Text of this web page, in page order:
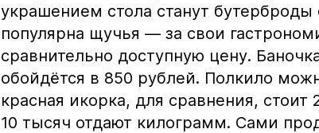
украшением стола станут
популярна щучья — за свои
сравнительно доступную цену.
обойдётся в 850 рублей. Полкило
красная икорка, для сравнения,
10 тысяч отдают килограмм. Сами